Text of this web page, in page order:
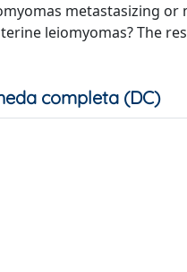
metastasizing
leiomyomas? The
completa (DC)